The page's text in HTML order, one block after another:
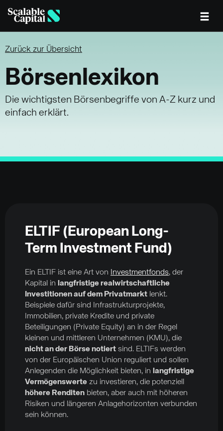
Zurück zur Übersicht
Börsenlexikon
Die wichtigsten Börsenbegriffe von A-Z kurz und
einfach erklärt.
ELTIF (European Long-
Term Investment Fund)
Ein ELTIF ist eine Art von Investmentfonds, der
Kapital in langfristige realwirtschaftliche
Investitionen auf dem Privatmarkt lenkt.
Beispiele dafür sind Infrastrukturprojekte,
Immobilien, private Kredite und private
Beteiligungen (Private Equity) an in der Regel
kleinen und mittleren Unternehmen (KMU), die
nicht an der Börse notiert sind. ELTIFs werden
von der Europäischen Union reguliert und sollen
Anlegenden die Möglichkeit bieten, in langfristige
Vermögenswerte zu investieren, die potenziell
höhere Renditen bieten, aber auch mit höheren
Risiken und längeren Anlagehorizonten verbunden
sein können.